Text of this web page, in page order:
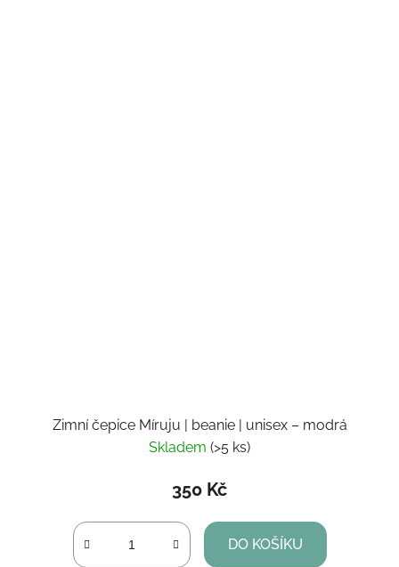
Zimní čepice Míruju | beanie | unisex – modrá
Skladem (>5 ks)
350 Kč
DO KOŠÍKU